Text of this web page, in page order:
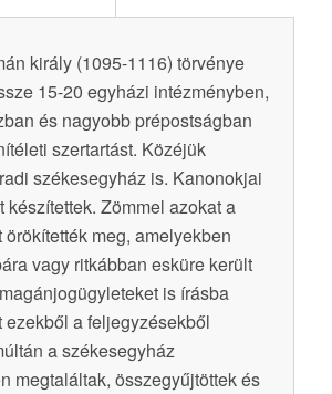
király (1095-1116) törvénye
15-20 egyházi intézményben,
és nagyobb prépostságban
szertartást. Közéjük
székesegyház is. Kanonokjai
készítettek. Zömmel azokat a
örökítették meg, amelyekben
vagy ritkábban esküre került
is írásba
ezekből a feljegyzésekből
a székesegyház
megtaláltak, összegyűjtöttek és